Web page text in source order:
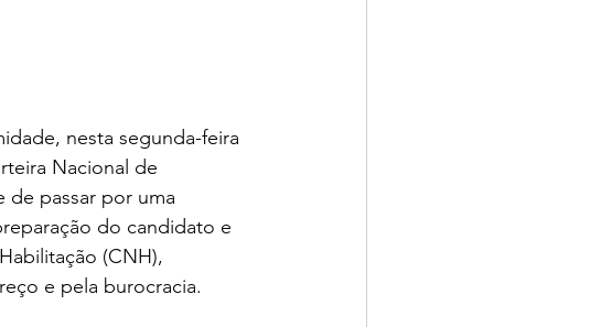
nesta segunda-feira
Nacional de
de passar por uma
do candidato e
(CNH),
e pela burocracia.